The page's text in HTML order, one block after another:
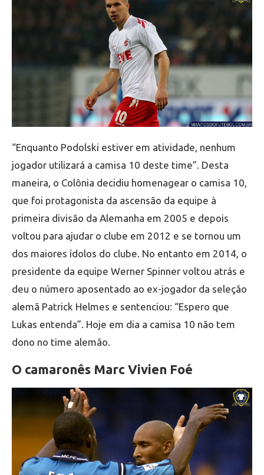
“Enquanto Podolski estiver em atividade, nenhum
jogador utilizará a camisa 10 deste time”. Desta
maneira, o Colônia decidiu homenagear o camisa 10,
que foi protagonista da ascensão da equipe à
primeira divisão da Alemanha em 2005 e depois
voltou para ajudar o clube em 2012 e se tornou um
dos maiores ídolos do clube. No entanto em 2014, o
presidente da equipe Werner Spinner voltou atrás e
deu o número aposentado ao ex-jogador da seleção
alemã Patrick Helmes e sentenciou: “Espero que
Lukas entenda”. Hoje em dia a camisa 10 não tem
dono no time alemão.
O camaronês Marc Vivien Foé